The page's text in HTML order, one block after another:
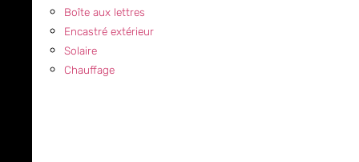
Boîte aux lettres
Encastré extérieur
Solaire
Chauffage